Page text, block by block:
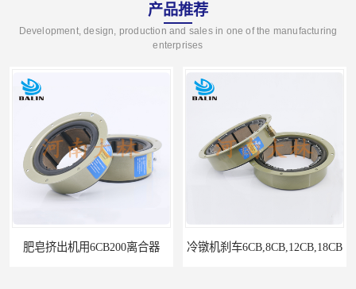
产品推荐
Development, design, production and sales in one of the manufacturing
enterprises
肥皂挤出机用6CB200离合器 冷镦机刹车6CB,8CB,12CB,18CB